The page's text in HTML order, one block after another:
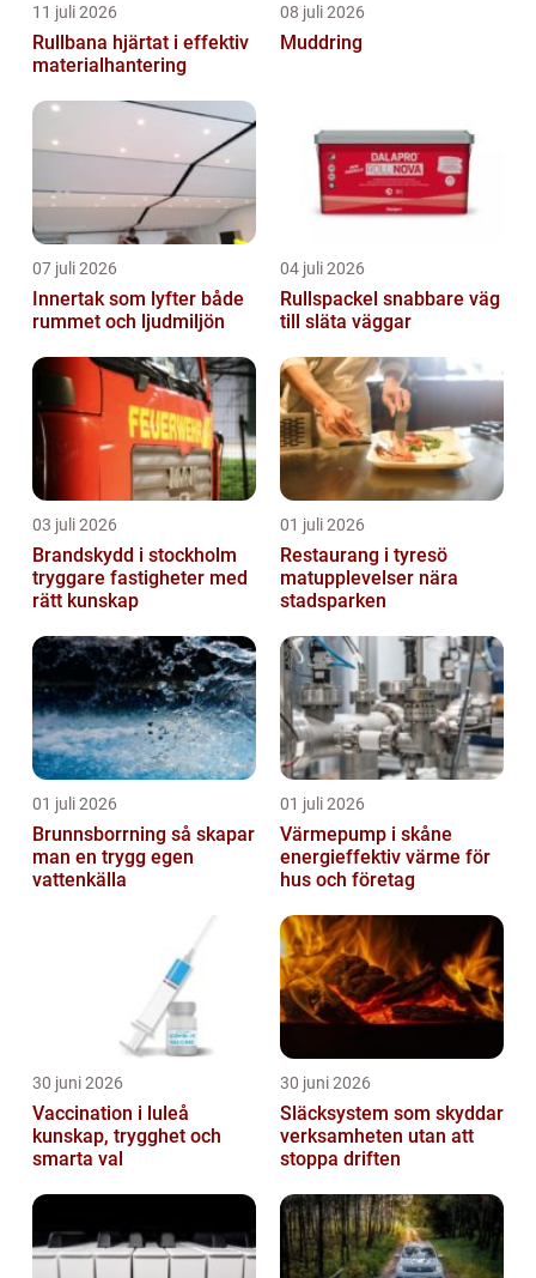
11 juli 2026
Rullbana hjärtat i effektiv
materialhantering
08 juli 2026
Muddring
07 juli 2026
Innertak som lyfter både
rummet och ljudmiljön
04 juli 2026
Rullspackel snabbare väg
till släta väggar
03 juli 2026
Brandskydd i stockholm
tryggare fastigheter med
rätt kunskap
01 juli 2026
Restaurang i tyresö
matupplevelser nära
stadsparken
01 juli 2026
Brunnsborrning så skapar
man en trygg egen
vattenkälla
01 juli 2026
Värmepump i skåne
energieffektiv värme för
hus och företag
30 juni 2026
Vaccination i luleå
kunskap, trygghet och
smarta val
30 juni 2026
Släcksystem som skyddar
verksamheten utan att
stoppa driften